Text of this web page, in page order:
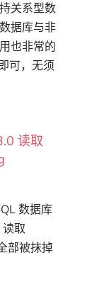
关系型数
据库与非
也非常的
可，无须
读取
数据库
取
部被抹掉